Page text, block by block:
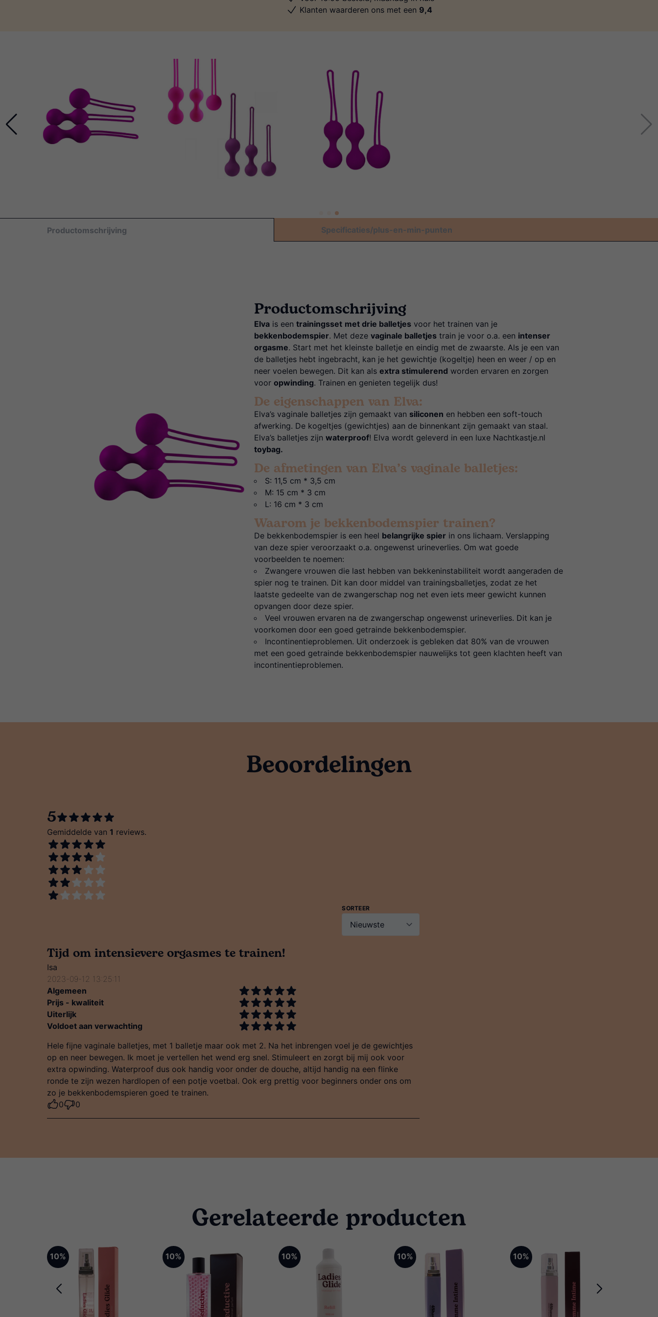
Klanten waarderen ons met een 9,4
Productomschrijving Specificaties/plus-en-min-punten
Productomschrijving
Elvais een trainingsset met drie balletjesvoor het trainen van je
bekkenbodemspier. Met deze vaginale balletjestrain je voor o.a. een intenser
orgasme. Start met het kleinste balletje en eindig met de zwaarste. Als je een van
de balletjes hebt ingebracht, kan je het gewichtje (kogeltje) heen en weer / op en
neer voelen bewegen. Dit kan als extra stimulerend worden ervaren en zorgen
voor opwinding. Trainen en genieten tegelijk dus!
De eigenschappen van Elva:
Elva’s vaginale balletjes zijn gemaakt van siliconen en hebben een soft-touch
afwerking. De kogeltjes (gewichtjes) aan de binnenkant zijn gemaakt van staal.
Elva’s balletjes zijn waterproof! Elva wordt geleverd in een luxe Nachtkastje.nl
toybag.
De afmetingen van Elva’s vaginale balletjes:
S: 11,5 cm * 3,5 cm
M: 15 cm * 3 cm
L: 16 cm * 3 cm
Waarom je bekkenbodemspier trainen?
De bekkenbodemspier is een heel belangrijke spierin ons lichaam. Verslapping
van deze spier veroorzaakt o.a. ongewenst urineverlies. Om wat goede
voorbeelden te noemen:
Zwangere vrouwen die last hebben van bekkeninstabiliteit wordt aangeraden de
spier nog te trainen. Dit kan door middel van trainingsballetjes, zodat ze het
laatste gedeelte van de zwangerschap nog net even iets meer gewicht kunnen
opvangen door deze spier.
Veel vrouwen ervaren na de zwangerschap ongewenst urineverlies. Dit kan je
voorkomen door een goed getrainde bekkenbodemspier.
Incontinentieproblemen. Uit onderzoek is gebleken dat 80% van de vrouwen
met een goed getrainde bekkenbodemspier nauwelijks tot geen klachten heeft van
incontinentieproblemen.
Beoordelingen
5
Gemiddelde van 1 reviews.
SORTEER
Tijd om intensievere orgasmes te trainen!
Isa
2023-09-12 13:25:11
Algemeen
Prijs - kwaliteit
Uiterlijk
Voldoet aan verwachting
Hele fijne vaginale balletjes, met 1 balletje maar ook met 2. Na het inbrengen voel je de gewichtjes
op en neer bewegen. Ik moet je vertellen het wend erg snel. Stimuleert en zorgt bij mij ook voor
extra opwinding. Waterproof dus ook handig voor onder de douche, altijd handig na een flinke
ronde te zijn wezen hardlopen of een potje voetbal. Ook erg prettig voor beginners onder ons om
zo je bekkenbodemspieren goed te trainen.
0
0
Gerelateerde producten
10% 10% 10% 10% 10%